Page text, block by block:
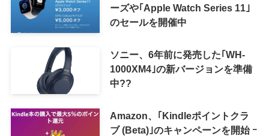
ーズや｢Apple Watch Series 11｣
のセールを開催中
ソニー、6年前に発売した｢WH-
1000XM4｣の新バージョンを準備
中??
Amazon、｢Kindleポイントクラ
ブ (Beta)｣のキャンペーンを開始 ｰ